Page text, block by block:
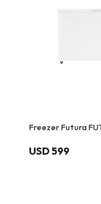
Freezer Futura
USD 599